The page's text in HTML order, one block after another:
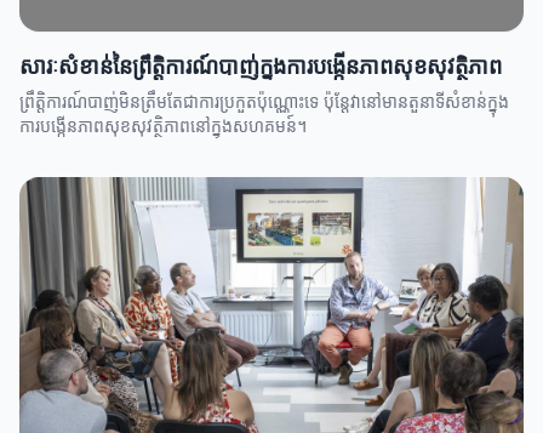
សារៈសំខាន់នៃព្រឹតិ្តការណ៍បាញ់ក្នុងការបង្កើនភាពសុខសុវត្ថិភាព
ព្រឹតិ្តការណ៍បាញ់មិនត្រឹមតែជាការប្រកួតប៉ុណ្ណោះទេ ប៉ុន្តែវានៅមានតួនាទីសំខាន់ក្នុង
ការបង្កើនភាពសុខសុវត្ថិភាពនៅក្នុងសហគមន៍។